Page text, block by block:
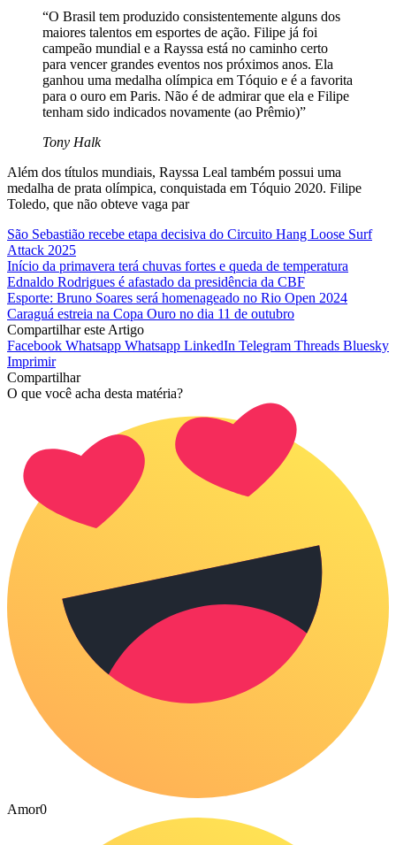
“O Brasil tem produzido consistentemente alguns dos
maiores talentos em esportes de ação. Filipe já foi
campeão mundial e a Rayssa está no caminho certo
para vencer grandes eventos nos próximos anos. Ela
ganhou uma medalha olímpica em Tóquio e é a favorita
para o ouro em Paris. Não é de admirar que ela e Filipe
tenham sido indicados novamente (ao Prêmio)”
Tony Halk
Além dos títulos mundiais, Rayssa Leal também possui uma
medalha de prata olímpica, conquistada em Tóquio 2020. Filipe
Toledo, que não obteve vaga par
São Sebastião recebe etapa decisiva do Circuito Hang Loose Surf
Attack 2025
Início da primavera terá chuvas fortes e queda de temperatura
Ednaldo Rodrigues é afastado da presidência da CBF
Esporte: Bruno Soares será homenageado no Rio Open 2024
Caraguá estreia na Copa Ouro no dia 11 de outubro
Compartilhar este Artigo
Facebook Whatsapp Whatsapp LinkedIn Telegram Threads Bluesky
Imprimir
Compartilhar
O que você acha desta matéria?
Amor0